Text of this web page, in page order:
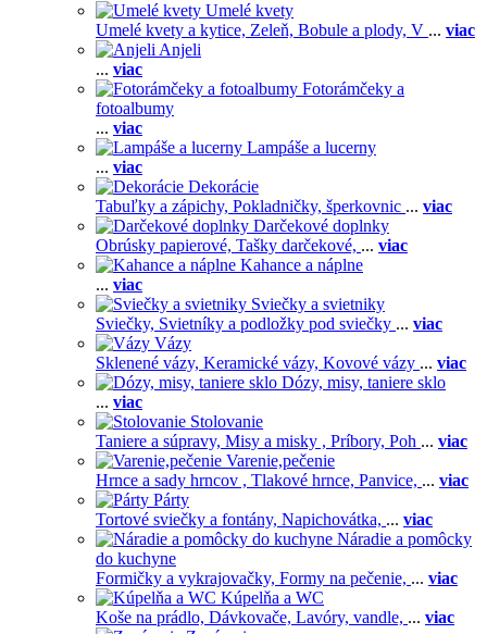
Umelé kvety
Umelé kvety a kytice, Zeleň, Bobule a plody, V ... viac
Anjeli
... viac
Fotorámčeky a
fotoalbumy
... viac
Lampáše a lucerny
... viac
Dekorácie
Tabuľky a zápichy, Pokladničky, šperkovnic ... viac
Darčekové doplnky
Obrúsky papierové, Tašky darčekové, ... viac
Kahance a náplne
... viac
Sviečky a svietniky
Sviečky, Svietníky a podložky pod sviečky ... viac
Vázy
Sklenené vázy, Keramické vázy, Kovové vázy ... viac
Dózy, misy, taniere sklo
... viac
Stolovanie
Taniere a súpravy, Misy a misky , Príbory, Poh ... viac
Varenie,pečenie
Hrnce a sady hrncov , Tlakové hrnce, Panvice, ... viac
Párty
Tortové sviečky a fontány, Napichovátka, ... viac
Náradie a pomôcky
do kuchyne
Formičky a vykrajovačky, Formy na pečenie, ... viac
Kúpelňa a WC
Koše na prádlo, Dávkovače, Lavóry, vandle, ... viac